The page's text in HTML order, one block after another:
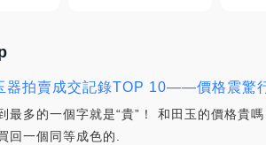
器拍賣成交記錄TOP 10——價格震驚
最多的一個字就是“貴”！ 和田玉的價格貴
回一個同等成色的.